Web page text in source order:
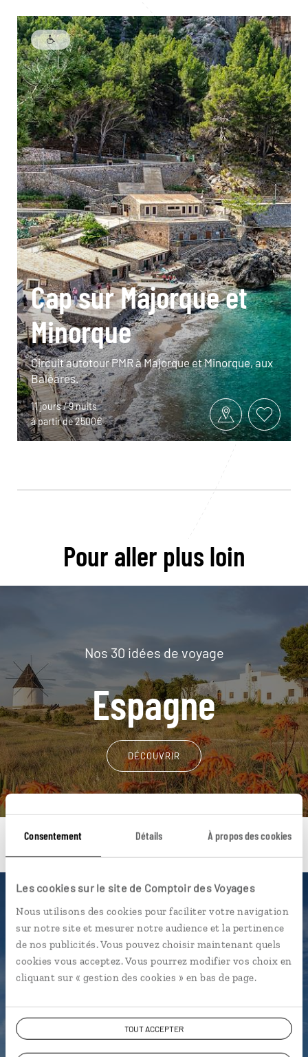
Consentement Détails À propos des cookies
Les cookies sur le site de Comptoir des Voyages
Nous utilisons des cookies pour faciliter votre navigation
sur notre site et mesurer notre audience et la pertinence
de nos publicités. Vous pouvez choisir maintenant quels
cookies vous acceptez. Vous pourrez modifier vos choix en
cliquant sur « gestion des cookies » en bas de page.
TOUT ACCEPTER
Cap sur Majorque et
Minorque
Circuit autotour PMR à Majorque et Minorque, aux
Baléares.
11 jours / 9 nuits
à partir de 2500€
Pour aller plus loin
Nos 30 idées de voyage
Espagne
DÉCOUVRIR
Une envie de voyage
particulière ?
Arta - Majorque